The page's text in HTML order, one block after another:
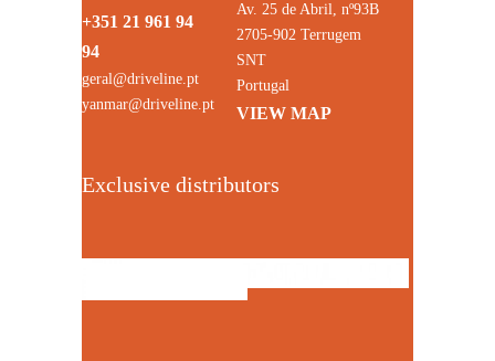
+351 21 961 94
94
geral@driveline.pt
yanmar@driveline.pt
Av. 25 de Abril, nº93B
2705-902 Terrugem
SNT
Portugal
VIEW MAP
Exclusive distributors